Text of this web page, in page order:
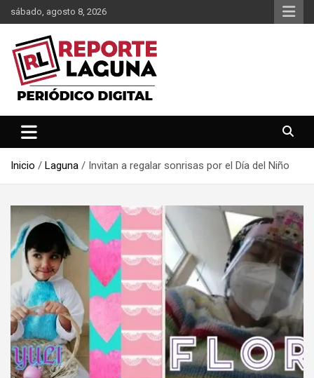
Saltar
al
contenido
sábado, agosto 8, 2026
Reporte Laguna
Inicio Laguna Invitan a regalar sonrisas por el Día del Niño